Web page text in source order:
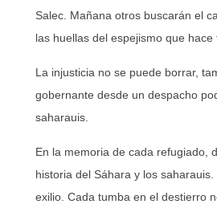
Salec. Mañana otros buscarán el
las huellas del espejismo que hace
La injusticia no se puede borrar,
gobernante desde un despacho
saharauis.
En la memoria de cada refugiado,
historia del Sáhara y los
exilio. Cada tumba en el destierro